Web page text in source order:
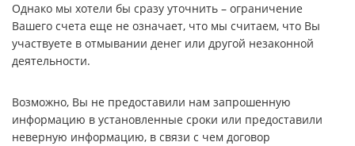
Однако мы хотели бы сразу уточнить – ограничение
Вашего счета еще не означает, что мы считаем, что Вы
участвуете в отмывании денег или другой незаконной
деятельности.
Возможно, Вы не предоставили нам запрошенную
информацию в установленные сроки или предоставили
неверную информацию, в связи с чем договор